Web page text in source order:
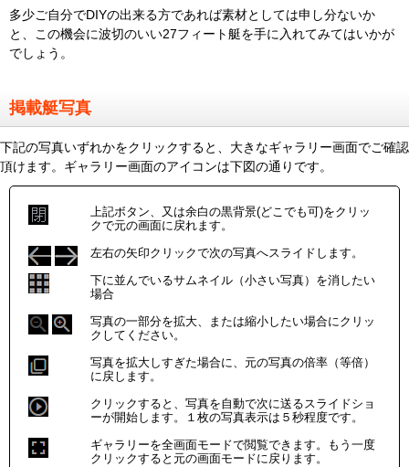
多少ご自分でDIYの出来る方であれば素材としては申し分ないか
と、この機会に波切のいい27フィート艇を手に入れてみてはいかが
でしょう。
掲載艇写真
下記の写真いずれかをクリックすると、大きなギャラリー画面でご確認
頂けます。ギャラリー画面のアイコンは下図の通りです。
上記ボタン、又は余白の黒背景(どこでも可)をクリッ
クで元の画面に戻れます。
左右の矢印クリックで次の写真へスライドします。
下に並んでいるサムネイル（小さい写真）を消したい
場合
写真の一部分を拡大、または縮小したい場合にクリッ
クしてください。
写真を拡大しすぎた場合に、元の写真の倍率（等倍）
に戻します。
クリックすると、写真を自動で次に送るスライドショ
ーが開始します。１枚の写真表示は５秒程度です。
ギャラリーを全画面モードで閲覧できます。もう一度
クリックすると元の画面モードに戻ります。